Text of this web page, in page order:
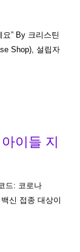
” By 크리스틴
Shop), 설립자
이들 지
드: 코로나
신 접종 대상이